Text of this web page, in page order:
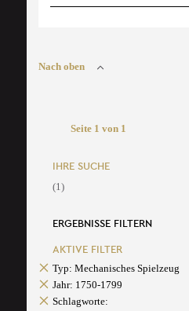
Nach oben
Seite 1 von 1
IHRE SUCHE
(1)
ERGEBNISSE FILTERN
AKTIVE FILTER
Typ: Mechanisches Spielzeug
Jahr: 1750-1799
Schlagworte: